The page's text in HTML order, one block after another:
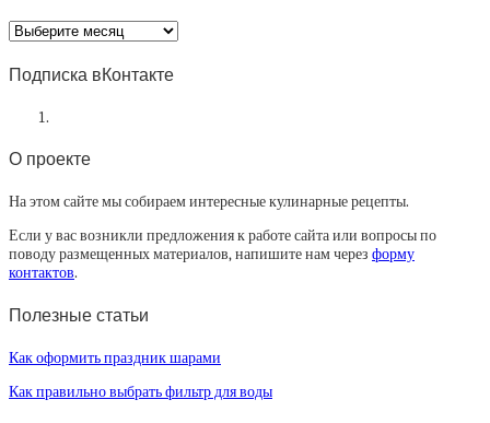
Архив
статей
Подписка вКонтакте
О проекте
На этом сайте мы собираем интересные кулинарные рецепты.
Если у вас возникли предложения к работе сайта или вопросы по
поводу размещенных материалов, напишите нам через форму
контактов.
Полезные статьи
Как оформить праздник шарами
Как правильно выбрать фильтр для воды